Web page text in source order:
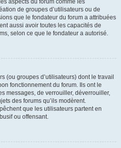
aspects du forum comme les
de groupes d’utilisateurs ou de
que le fondateur du forum a attribuées
aussi avoir toutes les capacités de
selon ce que le fondateur a autorisé.
(ou groupes d’utilisateurs) dont le travail
fonctionnement du forum. Ils ont le
messages, de verrouiller, déverrouiller,
des forums qu’ils modèrent.
que les utilisateurs partent en
ou offensant.